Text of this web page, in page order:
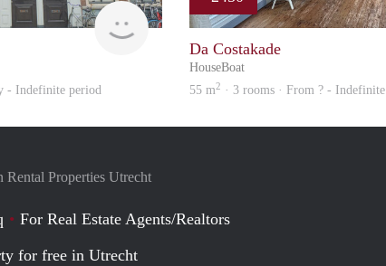
Reinier
- Indefinite period
Da Costakade
HouseBoat
55 m2 · 3 rooms · From ? -
Properties Utrecht
For Real Estate Agents/Realtors
for free in Utrecht